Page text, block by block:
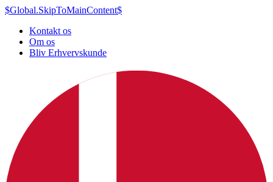
$Global.SkipToMainContent$
Kontakt os
Om os
Bliv Erhvervskunde